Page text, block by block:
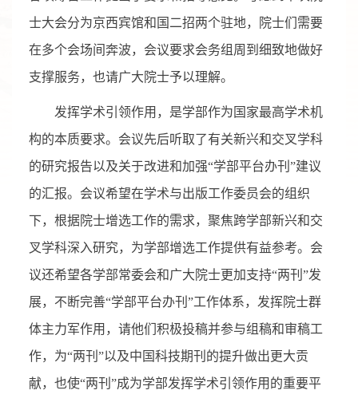
士大会分为京西宾馆和国二招两个驻地，院士们需要
在多个会场间奔波，会议要求会务组周到细致地做好
支撑服务，也请广大院士予以理解。
发挥学术引领作用，是学部作为国家最高学术机
构的本质要求。会议先后听取了有关新兴和交叉学科
的研究报告以及关于改进和加强“学部平台办刊”建议
的汇报。会议希望在学术与出版工作委员会的组织
下，根据院士增选工作的需求，聚焦跨学部新兴和交
叉学科深入研究，为学部增选工作提供有益参考。会
议还希望各学部常委会和广大院士更加支持“两刊”发
展，不断完善“学部平台办刊”工作体系，发挥院士群
体主力军作用，请他们积极投稿并参与组稿和审稿工
作，为“两刊”以及中国科技期刊的提升做出更大贡
献，也使“两刊”成为学部发挥学术引领作用的重要平